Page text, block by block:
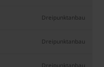
HighlandDreipunktanbau
Dreipunktanbau
Dreipunktanbau